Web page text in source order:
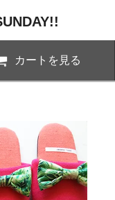
カートを見る